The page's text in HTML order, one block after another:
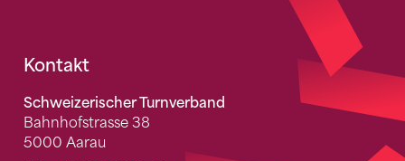
Fusszeile
Kontakt
Schweizerischer Turnverband
Bahnhofstrasse 38
5000 Aarau